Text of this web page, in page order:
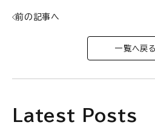
前の記事へ
一覧へ戻る
Latest Posts